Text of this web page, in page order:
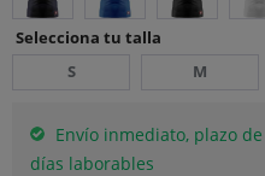
Selecciona tu talla
S
M
Envío inmediato, plazo
días laborables